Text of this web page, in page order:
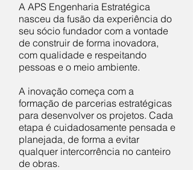
A APS Engenharia Estratégica
nasceu da fusão da experiência do
seu sócio fundador com a vontade
de construir de forma inovadora,
com qualidade e respeitando
pessoas e o meio ambiente.
A inovação começa com a
formação de parcerias estratégicas
para desenvolver os projetos. Cada
etapa é cuidadosamente pensada e
planejada, de forma a evitar
qualquer intercorrência no canteiro
de obras.